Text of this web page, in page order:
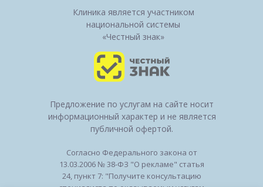
Клиника является участником
национальной системы
«Честный знак»
Предложение по услугам на сайте носит
информационный характер и не является
публичной офертой.
Согласно Федерального закона от
13.03.2006 № 38-ФЗ "О рекламе" статья
24, пункт 7: "Получите консультацию